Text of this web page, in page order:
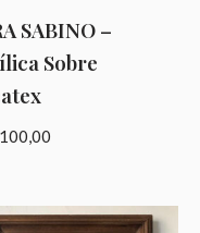
SABINO –
Sobre